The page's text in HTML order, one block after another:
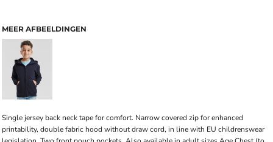
MEER AFBEELDINGEN
Single jersey back neck tape for comfort. Narrow covered zip for enhanced
printability, double fabric hood without draw cord, in line with EU childrenswear